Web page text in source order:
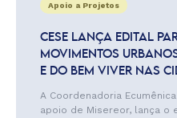
Apoio a Projetos
CESE LANÇA EDITAL
MOVIMENTOS
E DO BEM VIVER NAS
A Coordenadoria
apoio de Misereor, lança o